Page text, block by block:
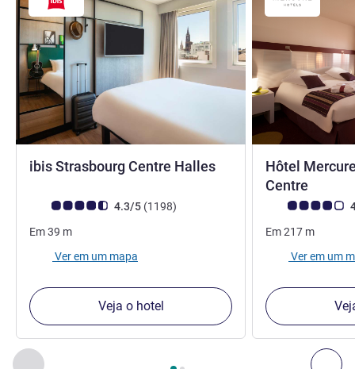
Anterior - Os nossos outros estabelecimentos nas
Página , Os nossos outros estabelecimentos nas
ibis Strasbourg Centre Halles3 estrelas
Nota clientes Avis (Classificação ALL)
4.3/5 (1198comentários
)
Em39 m
Ver em um mapa
Veja o hotel
Hôtel
Centre
Nota clientes
Em217 m
Ver em um